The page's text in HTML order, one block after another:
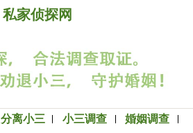
私家侦探网
分离小三 小三调查
婚姻调查